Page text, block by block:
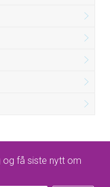
og få siste nytt om